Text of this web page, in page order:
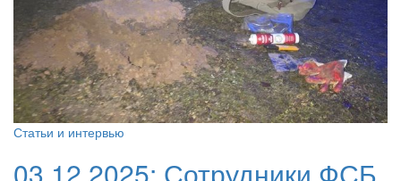
Статьи и интервью
03.12.2025: Сотрудники ФСБ